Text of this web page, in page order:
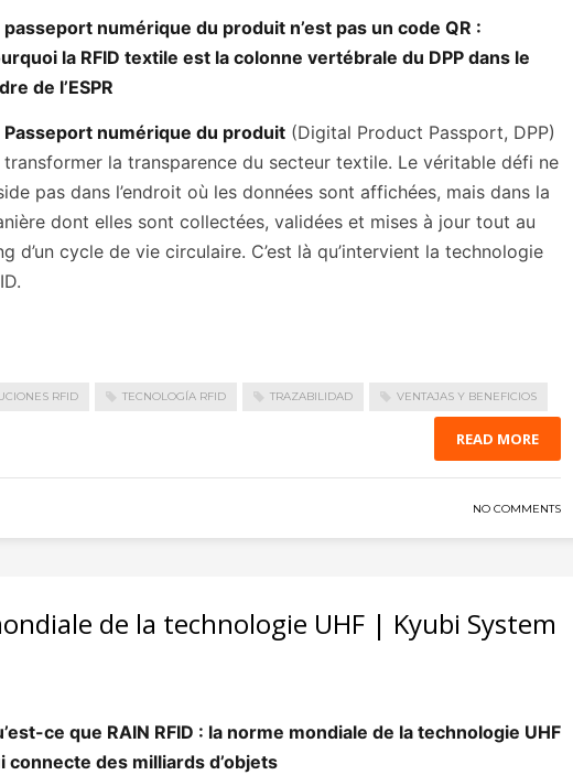
passeport numérique du produit n’est pas un code QR :
la RFID textile est la colonne vertébrale du DPP dans le
de l’ESPR
Passeport numérique du produit (Digital Product Passport, DPP)
transformer la transparence du secteur textile. Le véritable défi ne
pas dans l’endroit où les données sont affichées, mais dans la
dont elles sont collectées, validées et mises à jour tout au
d’un cycle de vie circulaire. C’est là qu’intervient la technologie
RFID TECNOLOGÍA RFID TRAZABILIDAD VENTAJAS Y BENEFICIOS
READ MORE
NO COMMENTS
de la technologie UHF | Kyubi System
ce que RAIN RFID : la norme mondiale de la technologie UHF
connecte des milliards d’objets